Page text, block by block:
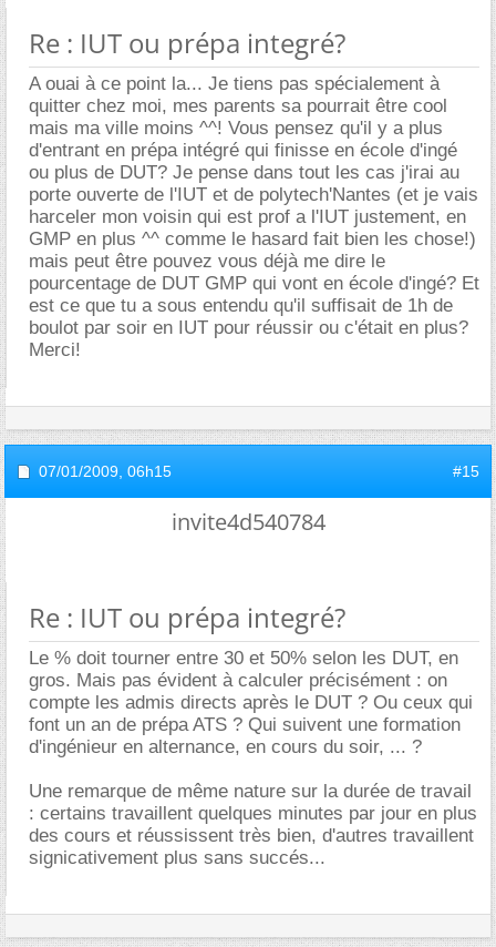
Re : IUT ou prépa integré?
A ouai à ce point la... Je tiens pas spécialement à
quitter chez moi, mes parents sa pourrait être cool
mais ma ville moins ^^! Vous pensez qu'il y a plus
d'entrant en prépa intégré qui finisse en école d'ingé
ou plus de DUT? Je pense dans tout les cas j'irai au
porte ouverte de l'IUT et de polytech'Nantes (et je vais
harceler mon voisin qui est prof a l'IUT justement, en
GMP en plus ^^ comme le hasard fait bien les chose!)
mais peut être pouvez vous déjà me dire le
pourcentage de DUT GMP qui vont en école d'ingé? Et
est ce que tu a sous entendu qu'il suffisait de 1h de
boulot par soir en IUT pour réussir ou c'était en plus?
Merci!
07/01/2009, 06h15 #15
invite4d540784
Re : IUT ou prépa integré?
Le % doit tourner entre 30 et 50% selon les DUT, en
gros. Mais pas évident à calculer précisément : on
compte les admis directs après le DUT ? Ou ceux qui
font un an de prépa ATS ? Qui suivent une formation
d'ingénieur en alternance, en cours du soir, ... ?
Une remarque de même nature sur la durée de travail
: certains travaillent quelques minutes par jour en plus
des cours et réussissent très bien, d'autres travaillent
signicativement plus sans succés...